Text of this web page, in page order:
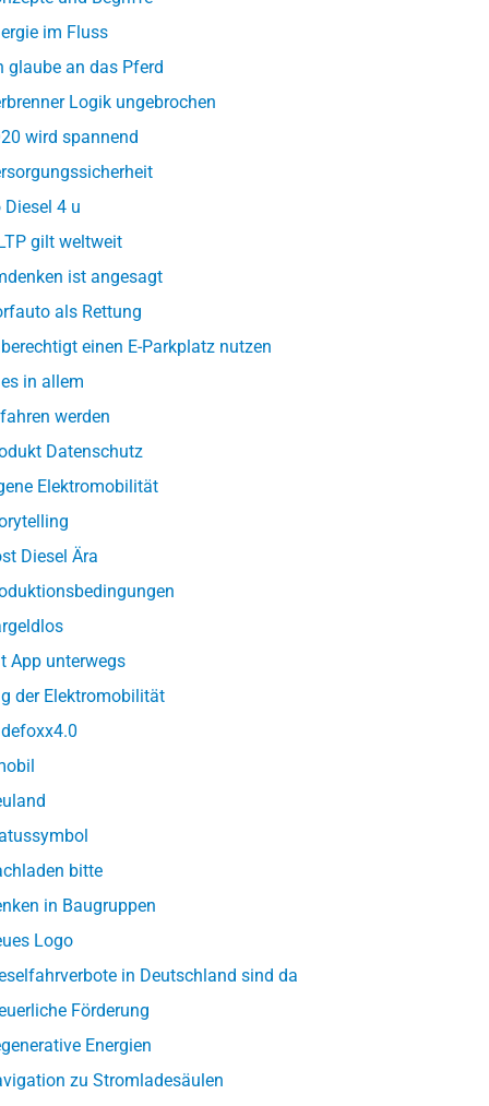
im Fluss
glaube an das Pferd
Logik ungebrochen
wird spannend
Diesel 4 u
gilt weltweit
ist angesagt
als Rettung
einen E-Parkplatz nutzen
in allem
werden
Datenschutz
Elektromobilität
Diesel Ära
App unterwegs
der Elektromobilität
bitte
in Baugruppen
Logo
in Deutschland sind da
Förderung
Energien
zu Stromladesäulen